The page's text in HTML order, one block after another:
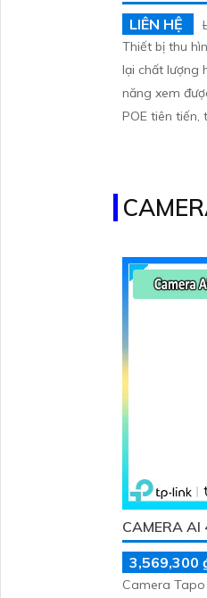
LIÊN HỆ
Thiết bị thu
lại chất lượng
năng xem
POE tiên tiến,
khác
CAMERA AI
3,569,300
Camera Tapo